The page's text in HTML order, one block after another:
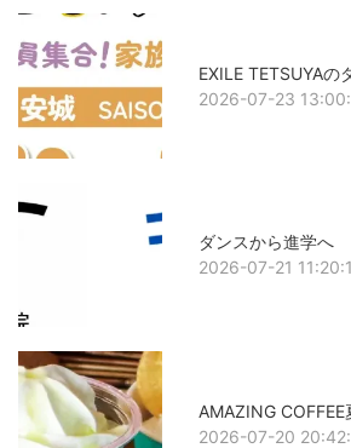
EXILE TETSUYAの
2026-07-23
ダンスから進学へ
2026-07-21
AMAZING COFFEE
2026-07-20